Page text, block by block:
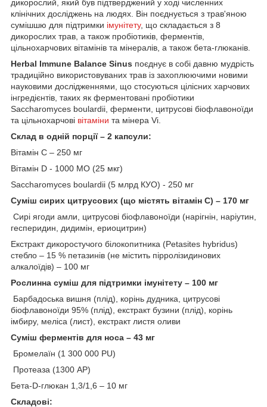
дикорослий, який був підтверджений у ході численних
клінічних досліджень на людях. Він поєднується з трав'яною
сумішшю для підтримки імунітету, що складається з 8
дикорослих трав, а також пробіотиків, ферментів,
цільнохарчових вітамінів та мінералів, а також бета-глюканів.
Herbal Immune Balance Sinus поєднує в собі давню мудрість
традиційно використовуваних трав із захоплюючими новими
науковими дослідженнями, що стосуються цілісних харчових
інгредієнтів, таких як ферментовані пробіотики
Saccharomyces boulardii, ферменти, цитрусові біофлавоноїди
та цільнохарчові вітаміни та мінера Vi.
Склад в одній порції – 2 капсули:
Вітамін С – 250 мг
Вітамін D - 1000 МО (25 мкг)
Saccharomyces boulardii (5 млрд КУО) - 250 мг
Суміш сирих цитрусових (що містять вітамін С) – 170 мг
Сирі ягоди амли, цитрусові біофлавоноїди (нарігнін, наріутин,
гесперидин, дидимін, ериоцитрин)
Екстракт дикоростучого білокопитника (Petasites hybridus)
стебло – 15 % петазинів (не містить пірролізидинових
алкалоїдів) – 100 мг
Рослинна суміш для підтримки імунітету – 100 мг
Барбадоська вишня (плід), корінь дудника, цитрусові
біофлавоноїди 95% (плід), екстракт бузини (плід), корінь
імбиру, меліса (лист), екстракт листя оливи
Суміш ферментів для носа – 43 мг
Бромелаїн (1 300 000 PU)
Протеаза (1300 AP)
Бета-D-глюкан 1,3/1,6 – 10 мг
Складові: